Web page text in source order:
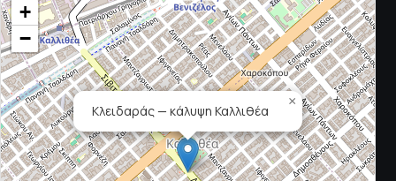
Κλειδαράς — κάλυψη Καλλιθέα
×
+
−